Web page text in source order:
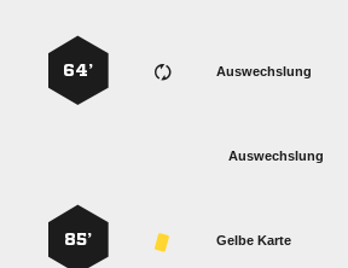
Auswechslung
64’
Auswechslung
Gelbe Karte
85’